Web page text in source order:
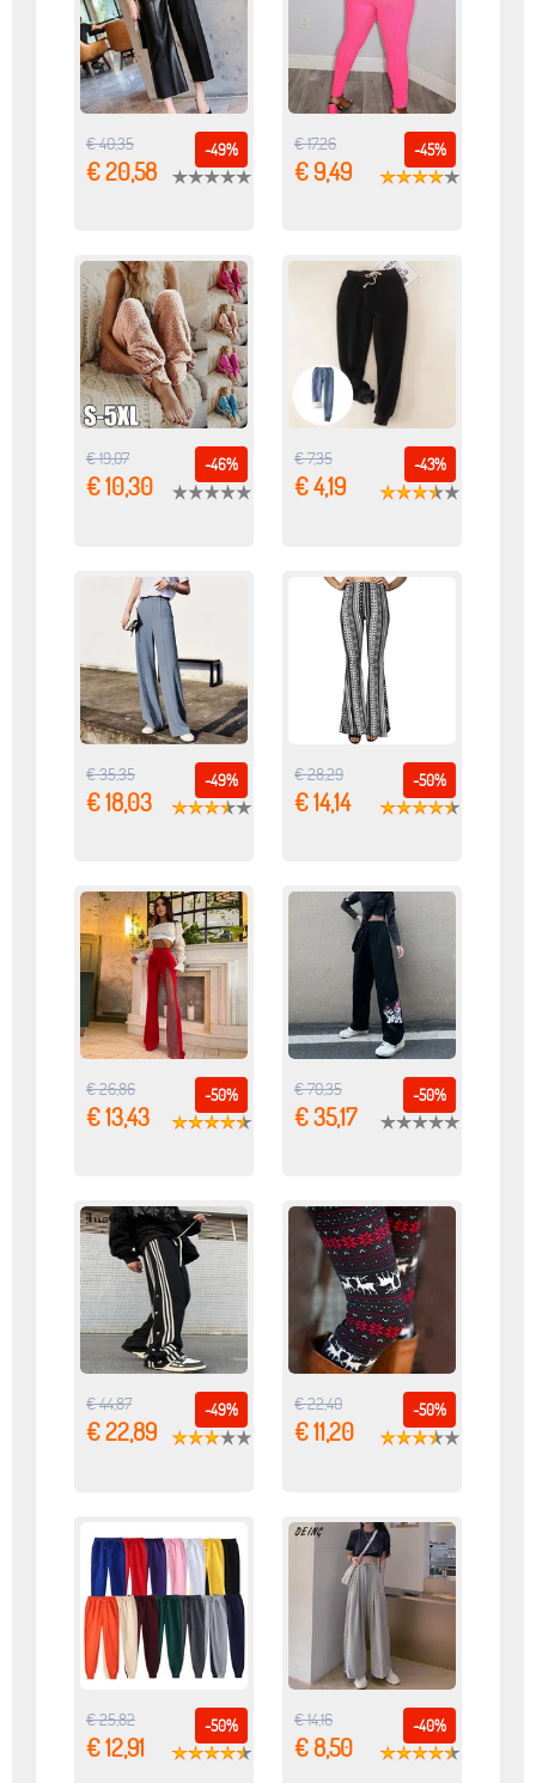
-49%
€ 40,35
€ 20,58
-45%
€ 17,26
€ 9,49
-46%
€ 19,07
€ 10,30
-43%
€ 7,35
€ 4,19
-49%
€ 35,35
€ 18,03
-50%
€ 28,29
€ 14,14
-50%
€ 26,86
€ 13,43
-50%
€ 70,35
€ 35,17
-49%
€ 44,87
€ 22,89
-50%
€ 22,40
€ 11,20
-50%
€ 25,82
€ 12,91
-40%
€ 14,16
€ 8,50